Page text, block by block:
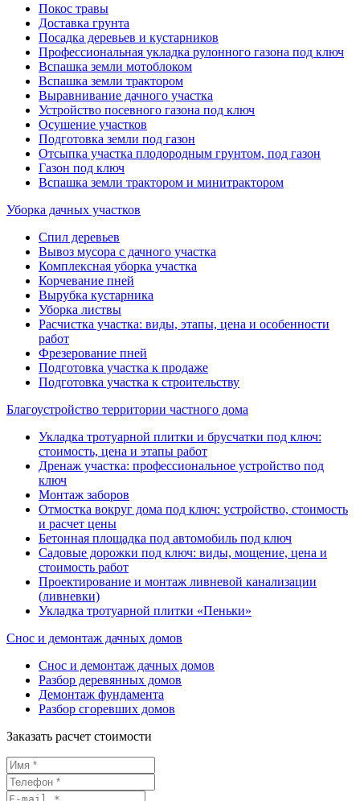
Покос травы
Доставка грунта
Посадка деревьев и кустарников
Профессиональная укладка рулонного газона под ключ
Вспашка земли мотоблоком
Вспашка земли трактором
Выравнивание дачного участка
Устройство посевного газона под ключ
Осушение участков
Подготовка земли под газон
Отсыпка участка плодородным грунтом, под газон
Газон под ключ
Вспашка земли трактором и минитрактором
Уборка дачных участков
Спил деревьев
Вывоз мусора с дачного участка
Комплексная уборка участка
Корчевание пней
Вырубка кустарника
Уборка листвы
Расчистка участка: виды, этапы, цена и особенности
работ
Фрезерование пней
Подготовка участка к продаже
Подготовка участка к строительству
Благоустройство территории частного дома
Укладка тротуарной плитки и брусчатки под ключ:
стоимость, цена и этапы работ
Дренаж участка: профессиональное устройство под
ключ
Монтаж заборов
Отмостка вокруг дома под ключ: устройство, стоимость
и расчет цены
Бетонная площадка под автомобиль под ключ
Садовые дорожки под ключ: виды, мощение, цена и
стоимость работ
Проектирование и монтаж ливневой канализации
(ливневки)
Укладка тротуарной плитки «Пеньки»
Снос и демонтаж дачных домов
Снос и демонтаж дачных домов
Разбор деревянных домов
Демонтаж фундамента
Разбор сгоревших домов
Заказать расчет стоимости